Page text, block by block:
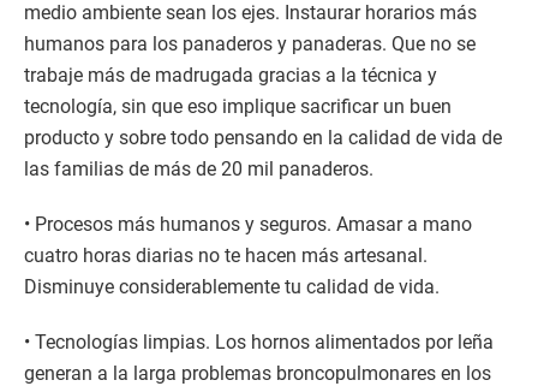
medio ambiente sean los ejes. Instaurar horarios más
humanos para los panaderos y panaderas. Que no se
trabaje más de madrugada gracias a la técnica y
tecnología, sin que eso implique sacrificar un buen
producto y sobre todo pensando en la calidad de vida de
las familias de más de 20 mil panaderos.
• Procesos más humanos y seguros. Amasar a mano
cuatro horas diarias no te hacen más artesanal.
Disminuye considerablemente tu calidad de vida.
• Tecnologías limpias. Los hornos alimentados por leña
generan a la larga problemas broncopulmonares en los